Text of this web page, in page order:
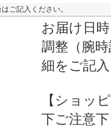
ご記入ください。
お届け日
調整（腕
細をご記
【ショッ
下ご注意